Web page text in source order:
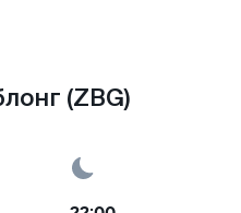
(ZBG)